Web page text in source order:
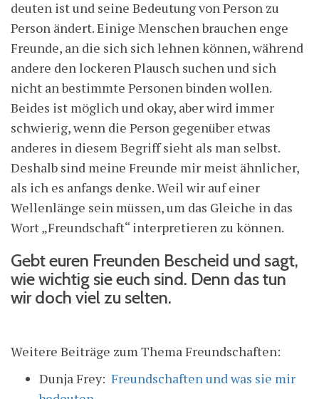
deuten ist und seine Bedeutung von Person zu
Person ändert. Einige Menschen brauchen enge
Freunde, an die sich sich lehnen können, während
andere den lockeren Plausch suchen und sich
nicht an bestimmte Personen binden wollen.
Beides ist möglich und okay, aber wird immer
schwierig, wenn die Person gegenüber etwas
anderes in diesem Begriff sieht als man selbst.
Deshalb sind meine Freunde mir meist ähnlicher,
als ich es anfangs denke. Weil wir auf einer
Wellenlänge sein müssen, um das Gleiche in das
Wort „Freundschaft“ interpretieren zu können.
Gebt euren Freunden Bescheid und sagt,
wie wichtig sie euch sind. Denn das tun
wir doch viel zu selten.
Weitere Beiträge zum Thema Freundschaften:
Dunja Frey: Freundschaften und was sie mir